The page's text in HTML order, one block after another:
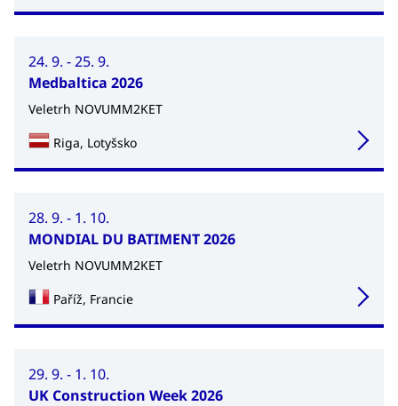
24. 9. - 25. 9.
Medbaltica 2026
Veletrh NOVUMM2KET
Riga, Lotyšsko
28. 9. - 1. 10.
MONDIAL DU BATIMENT 2026
Veletrh NOVUMM2KET
Paříž, Francie
29. 9. - 1. 10.
UK Construction Week 2026